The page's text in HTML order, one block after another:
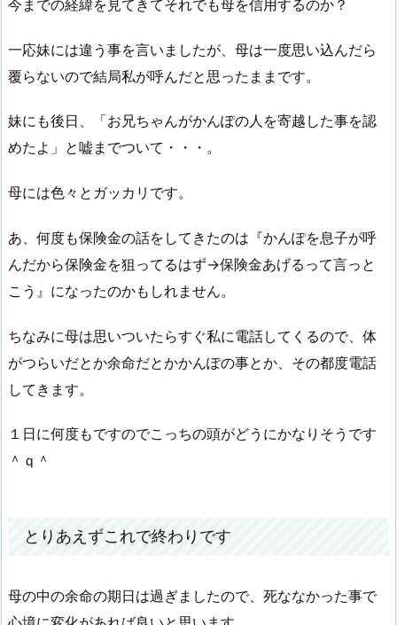
今までの経緯を見てきてそれでも母を信用するのか？
一応妹には違う事を言いましたが、母は一度思い込んだら
覆らないので結局私が呼んだと思ったままです。
妹にも後日、「お兄ちゃんがかんぽの人を寄越した事を認
めたよ」と嘘までついて・・・。
母には色々とガッカリです。
あ、何度も保険金の話をしてきたのは『かんぽを息子が呼
んだから保険金を狙ってるはず→保険金あげるって言っと
こう』になったのかもしれません。
ちなみに母は思いついたらすぐ私に電話してくるので、体
がつらいだとか余命だとかかんぽの事とか、その都度電話
してきます。
１日に何度もですのでこっちの頭がどうにかなりそうです
＾ｑ＾
とりあえずこれで終わりです
母の中の余命の期日は過ぎましたので、死ななかった事で